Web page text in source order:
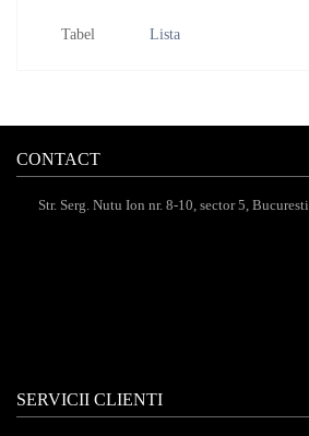
Tabel Lista
CONTACT
Str. Serg. Nutu Ion nr. 8-10, sector 5, Bucuresti
SERVICII CLIENTI